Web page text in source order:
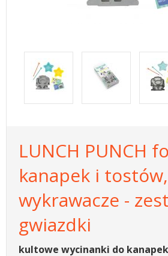
LUNCH PUNCH
kanapek i tostów,
wykrawacze -
gwiazdki
kultowe wycinanki do kanapek